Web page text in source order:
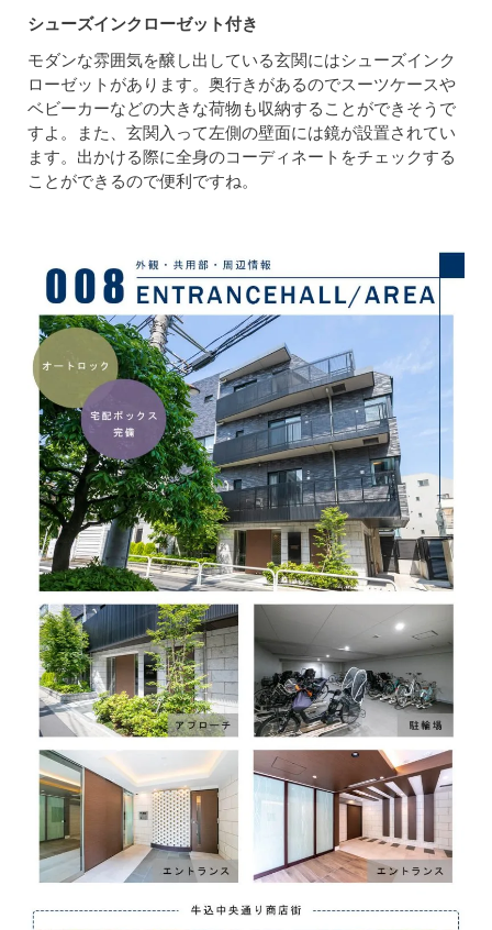
シューズインクローゼット付き
モダンな雰囲気を醸し出している玄関にはシューズインク
ローゼットがあります。奥行きがあるのでスーツケースや
ベビーカーなどの大きな荷物も収納することができそうで
すよ。また、玄関入って左側の壁面には鏡が設置されてい
ます。出かける際に全身のコーディネートをチェックする
ことができるので便利ですね。